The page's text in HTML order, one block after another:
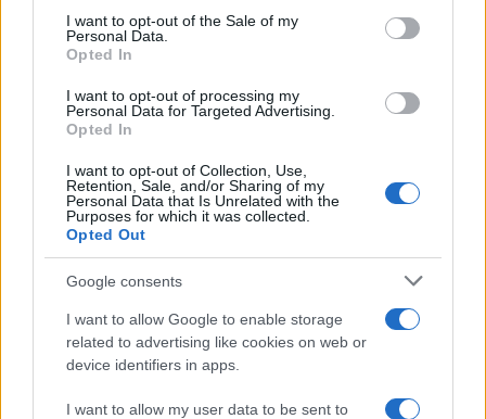
consent section.
I want to opt-out of the Sale of my
Personal Data.
Opted In
I want to opt-out of processing my
Personal Data for Targeted Advertising.
Opted In
I want to opt-out of Collection, Use,
Retention, Sale, and/or Sharing of my
Personal Data that Is Unrelated with the
Purposes for which it was collected.
Opted Out
Google consents
I want to allow Google to enable storage
related to advertising like cookies on web or
device identifiers in apps.
I want to allow my user data to be sent to
euros de ARR en el primer semestre de
2026 y lanza su plataforma de Creator
Marketing en España
Vidoser, la marca internacional de go-to-market de
ECONOMÍA